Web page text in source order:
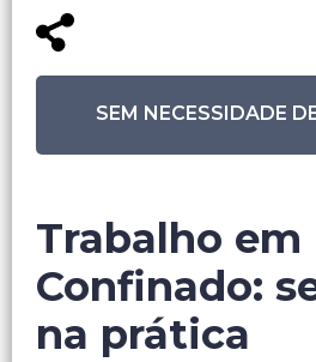
SEM NECESSIDADE
Trabalho em
Confinado:
na prática